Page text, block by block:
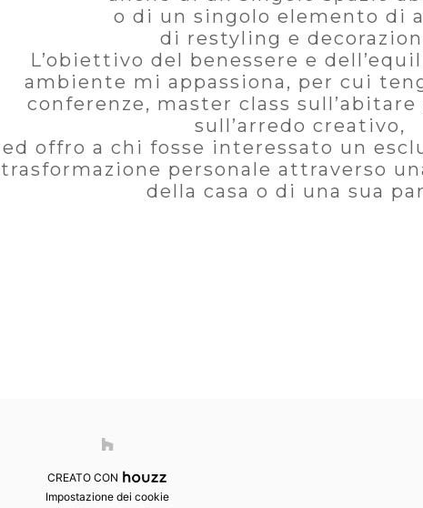
o di un singolo elemento di
di restyling e
L’obiettivo del benessere e
ambiente mi appassiona, per cui
conferenze, master class sull’abitare
sull’arredo creativo,
ed offro a chi fosse interessato un
trasformazione personale attraverso
della casa o di una sua
CREATO CON
Impostazione dei cookie